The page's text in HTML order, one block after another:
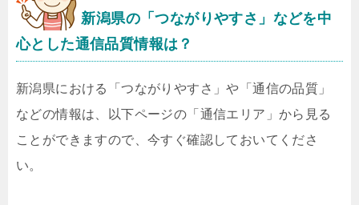
新潟県の「つながりやすさ」などを中
心とした通信品質情報は？
新潟県における「つながりやすさ」や「通信の品質」
などの情報は、以下ページの「通信エリア」から見る
ことができますので、今すぐ確認しておいてくださ
い。